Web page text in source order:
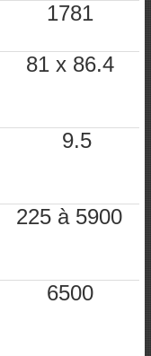
1781
81 x 86.4
9.5
225 à 5900
6500